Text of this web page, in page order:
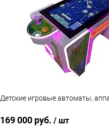
Купить в 1 клик
В избранное В
Детские игровые автоматы,
169 000 руб. / шт